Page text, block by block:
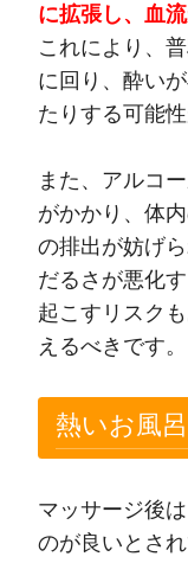
に拡張し、血
これにより、
に回り、酔い
たりする可能性
また、アルコ
がかかり、体
の排出が妨げ
だるさが悪化
起こすリスク
えるべきです。
熱いお風
マッサージ後
のが良いとさ